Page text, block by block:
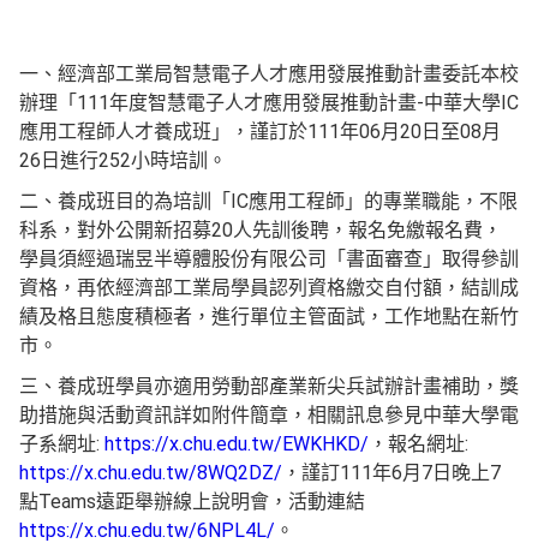
一、經濟部工業局智慧電子人才應用發展推動計畫委託本校
辦理「111年度智慧電子人才應用發展推動計畫-中華大學IC
應用工程師人才養成班」，謹訂於111年06月20日至08月
26日進行252小時培訓。
二、養成班目的為培訓「IC應用工程師」的專業職能，不限
科系，對外公開新招募20人先訓後聘，報名免繳報名費，
學員須經過瑞昱半導體股份有限公司「書面審查」取得參訓
資格，再依經濟部工業局學員認列資格繳交自付額，結訓成
績及格且態度積極者，進行單位主管面試，工作地點在新竹
市。
三、養成班學員亦適用勞動部產業新尖兵試辦計畫補助，獎
助措施與活動資訊詳如附件簡章，相關訊息參見中華大學電
子系網址: https://x.chu.edu.tw/EWKHKD/ ，報名網址:
https://x.chu.edu.tw/8WQ2DZ/ ，謹訂111年6月7日晚上7
點Teams遠距舉辦線上說明會，活動連結
https://x.chu.edu.tw/6NPL4L/ 。